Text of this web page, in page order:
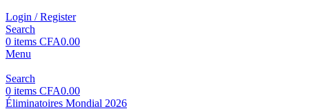
Login / Register
Search
0 items CFA0.00
Menu
Search
0 items CFA0.00
Éliminatoires Mondial 2026